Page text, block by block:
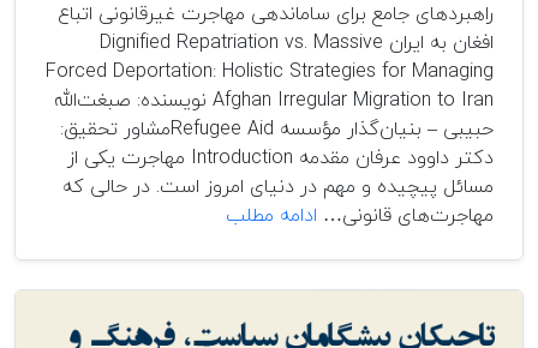
راهبردهای جامع برای ساماندهی مهاجرت غیرقانونی اتباع
افغان به ایران Dignified Repatriation vs. Massive
Forced Deportation: Holistic Strategies for Managing
Afghan Irregular Migration to Iran نویسنده: صبغت‌الله
حبیبی – بنیان‌گذار مؤسسه Refugee Aidمشاور تحقیق:
دکتر داوود عرفان مقدمه Introduction مهاجرت یکی از
مسائل پیچیده و مهم در دنیای امروز است. در حالی که
مهاجرت‌های قانونی… ادامه مطلب
اخراج